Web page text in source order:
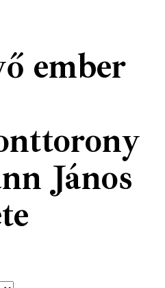
ember
János